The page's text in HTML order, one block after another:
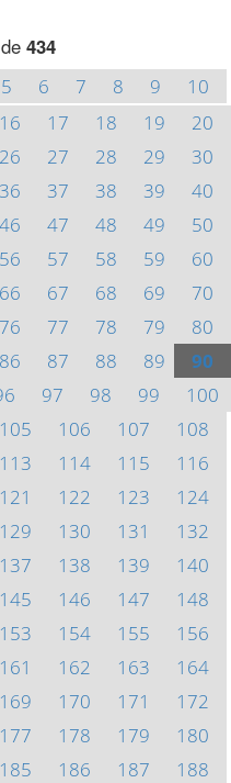
de 434
5 6 7 8 9
10
16 17 18 19
20
26 27 28 29
30
36 37 38 39
40
46 47 48 49
50
56 57 58 59
60
66 67 68 69
70
76 77 78 79
80
86 87 88 89
90
97 98 99
100
105 106 107
108
113 114 115
116
121 122 123
124
129 130 131
132
137 138 139
140
145 146 147
148
153 154 155
156
161 162 163
164
169 170 171
172
177 178 179
180
185 186 187
188